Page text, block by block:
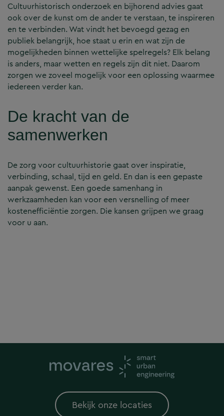
Cultuurhistorisch onderzoek en bijhorend advies gaat
ook over de kunst om de ander te verstaan, te inspireren
en te verbinden. Wat vindt het bevoegd gezag en
publiek belangrijk, hoe staat u erin en wat zijn de
mogelijkheden binnen wettelijke spelregels? Elk belang
is anders, maar wetten en regels zijn dit niet. Daarom
zorgen we zoveel mogelijk voor een oplossing waarmee
iedereen verder kan.
De kracht van de
samenwerken
De zorg voor cultuurhistorie gaat over inspiratie,
verbinding, schaal, tijd en geld. En dan is een gepaste
aanpak gewenst. Een goede samenhang in
werkzaamheden kan voor een versnelling of meer
kostenefficiëntie zorgen. Die kansen grijpen we graag
voor u aan.
Bekijk onze locaties